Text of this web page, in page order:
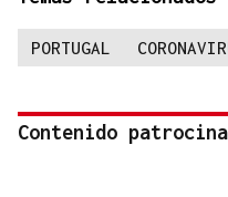
PORTUGAL
Contenido